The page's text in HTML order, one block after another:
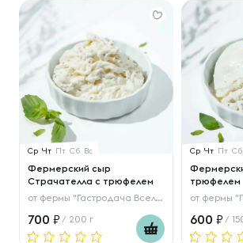
Ср Чт Пт Сб Вс
Фермерский сыр
Страчателла с трюфелем
от фермы "Гастродача Вселуг"
700 / 200 г
Ср Чт Пт Сб
трюфелем
от фермы
600 /